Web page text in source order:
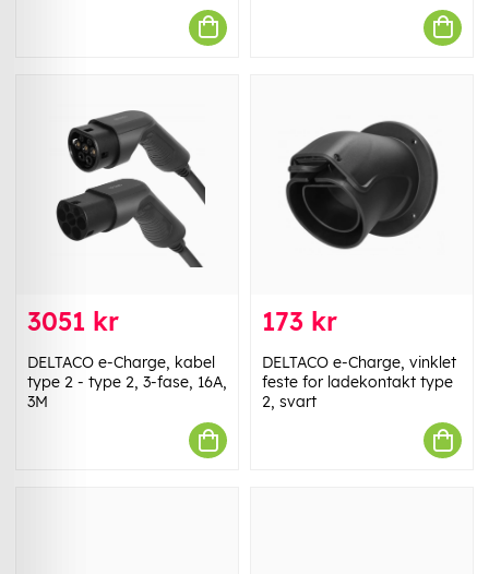
3051 kr
DELTACO e-Charge, kabel
type 2 - type 2, 3-fase, 16A,
3M
173 kr
DELTACO e-Charge, vinklet
feste for ladekontakt type
2, svart